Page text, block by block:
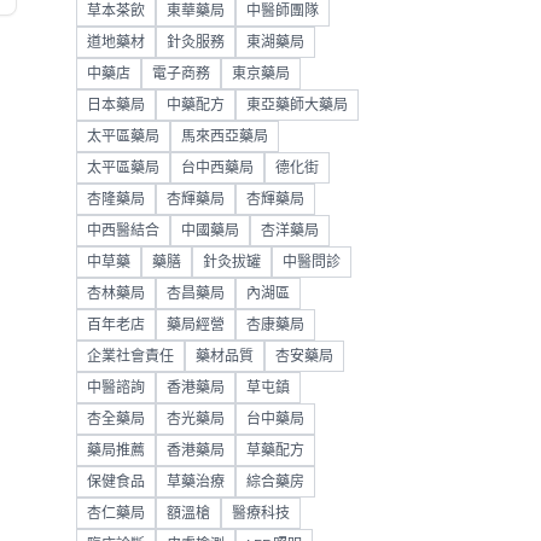
草本茶飲 東華藥局 中醫師團隊
道地藥材 針灸服務 東湖藥局
中藥店 電子商務 東京藥局
日本藥局 中藥配方 東亞藥師大藥局
太平區藥局 馬來西亞藥局
太平區藥局 台中西藥局 德化街
杏隆藥局 杏輝藥局 杏輝藥局
中西醫結合 中國藥局 杏洋藥局
中草藥 藥膳 針灸拔罐 中醫問診
杏林藥局 杏昌藥局 內湖區
百年老店 藥局經營 杏康藥局
企業社會責任 藥材品質 杏安藥局
中醫諮詢 香港藥局 草屯鎮
杏全藥局 杏光藥局 台中藥局
藥局推薦 香港藥局 草藥配方
保健食品 草藥治療 綜合藥房
杏仁藥局 額溫槍 醫療科技